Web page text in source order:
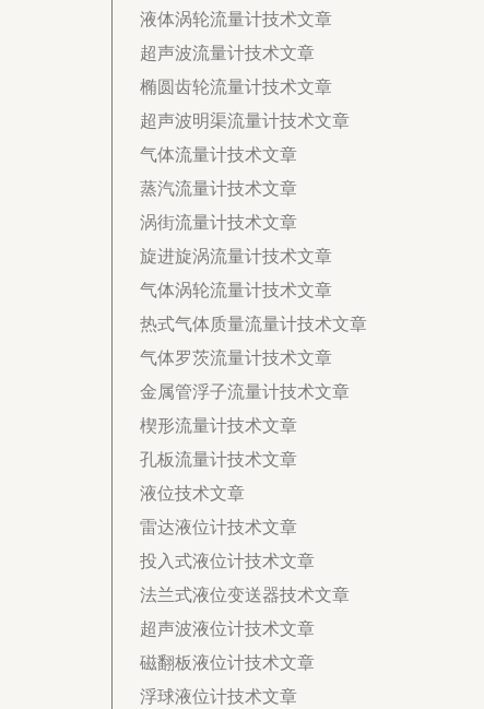
液体涡轮流量计技术文章
超声波流量计技术文章
椭圆齿轮流量计技术文章
超声波明渠流量计技术文章
气体流量计技术文章
蒸汽流量计技术文章
涡街流量计技术文章
旋进旋涡流量计技术文章
气体涡轮流量计技术文章
热式气体质量流量计技术文章
气体罗茨流量计技术文章
金属管浮子流量计技术文章
楔形流量计技术文章
孔板流量计技术文章
液位技术文章
雷达液位计技术文章
投入式液位计技术文章
法兰式液位变送器技术文章
超声波液位计技术文章
磁翻板液位计技术文章
浮球液位计技术文章